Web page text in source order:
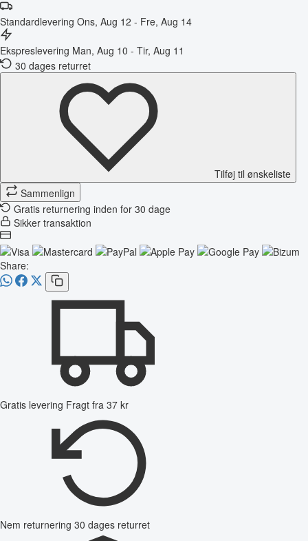
Standardlevering Ons, Aug 12 - Fre, Aug 14
Ekspreslevering Man, Aug 10 - Tir, Aug 11
30 dages returret
Tilføj til ønskeliste
Sammenlign
Gratis returnering inden for 30 dage
Sikker transaktion
Share:
Gratis levering Fragt fra 37 kr
Nem returnering 30 dages returret